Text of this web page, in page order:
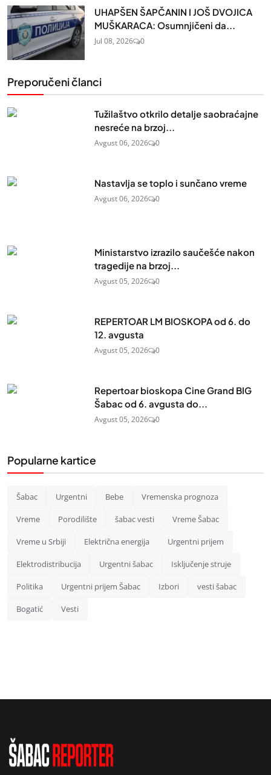
UHAPŠEN ŠAPČANIN I JOŠ DVOJICA
MUŠKARACA: Osumnjičeni da...
Jul 08, 2026 0
Preporučeni članci
Tužilaštvo otkrilo detalje saobraćajne
nesreće na brzoj...
Avgust 06, 2026 0
Nastavlja se toplo i sunčano vreme
Avgust 06, 2026 0
Ministarstvo izrazilo saučešće nakon
tragedije na brzoj...
Avgust 05, 2026 0
REPERTOAR LM BIOSKOPA od 6. do
12. avgusta
Avgust 05, 2026 0
Repertoar bioskopa Cine Grand BIG
Šabac od 6. avgusta do...
Avgust 05, 2026 0
Popularne kartice
Šabac Urgentni Bebe Vremenska prognoza
Vreme Porodilište šabac vesti Vreme Šabac
Vreme u Srbiji Električna energija Urgentni prijem
Elektrodistribucija Urgentni šabac Isključenje struje
Politika Urgentni prijem Šabac Izbori vesti šabac
Bogatić Vesti